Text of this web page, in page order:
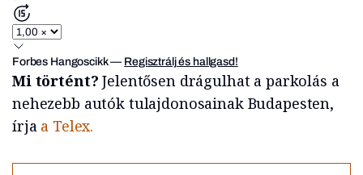
Forbes Hangoscikk— Regisztrálj és hallgasd!
Mi történt?Jelentősen drágulhat a parkolás a
nehezebb autók tulajdonosainak Budapesten,
írja a Telex.